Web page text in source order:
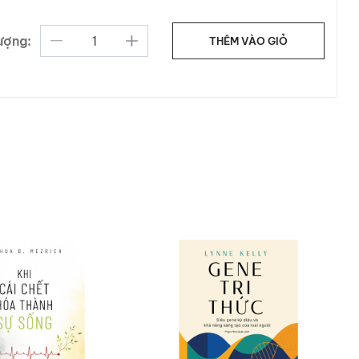
Các khám phá phụ
quan trọng tới đâu? Sự
Nam như:
THÊM VÀO GIỎ